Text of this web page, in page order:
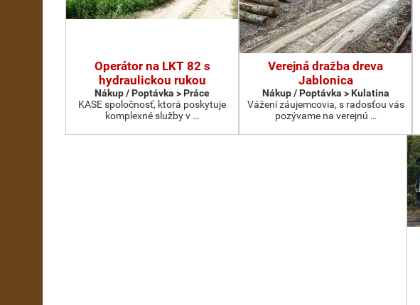
Operátor na LKT 82 s
hydraulickou rukou
Nákup / Poptávka > Práce
KASE spoločnosť, ktorá poskytuje
komplexné služby v …
Verejná dražba dreva
Jablonica
Nákup / Poptávka > Kulatina
Vážení záujemcovia, s radosťou vás
pozývame na verejnú …